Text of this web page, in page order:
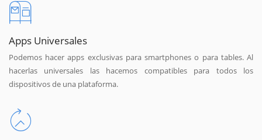
Apps Universales
Podemos hacer apps exclusivas para smartphones o para tables. Al
hacerlas universales las hacemos compatibles para todos los
dispositivos de una plataforma.